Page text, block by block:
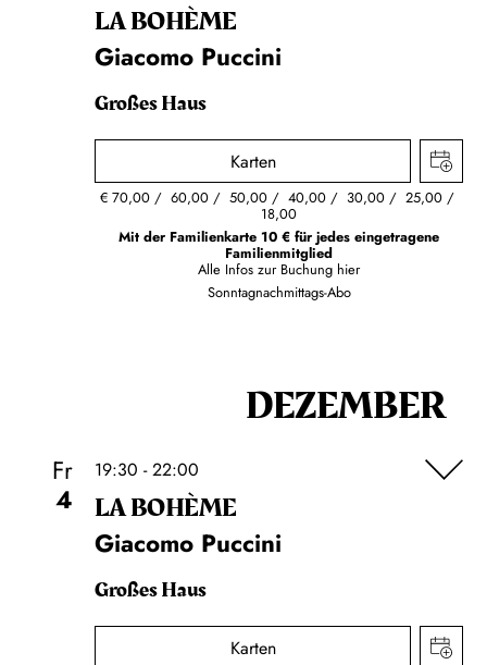
LA BOHÈME
Giacomo Puccini
Großes Haus
Karten
€ 70,00 60,00 50,00 40,00 30,00 25,00
18,00
Mit der Familienkarte 10 € für jedes eingetragene
Familienmitglied
Alle Infos zur Buchung hier
Sonntagnachmittags-Abo
DEZEMBER
Fr
4
19:30 - 22:00
LA BOHÈME
Giacomo Puccini
Großes Haus
Karten